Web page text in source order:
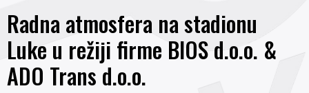
Radna atmosfera na stadionu
Luke u režiji firme BIOS d.o.o. &
ADO Trans d.o.o.